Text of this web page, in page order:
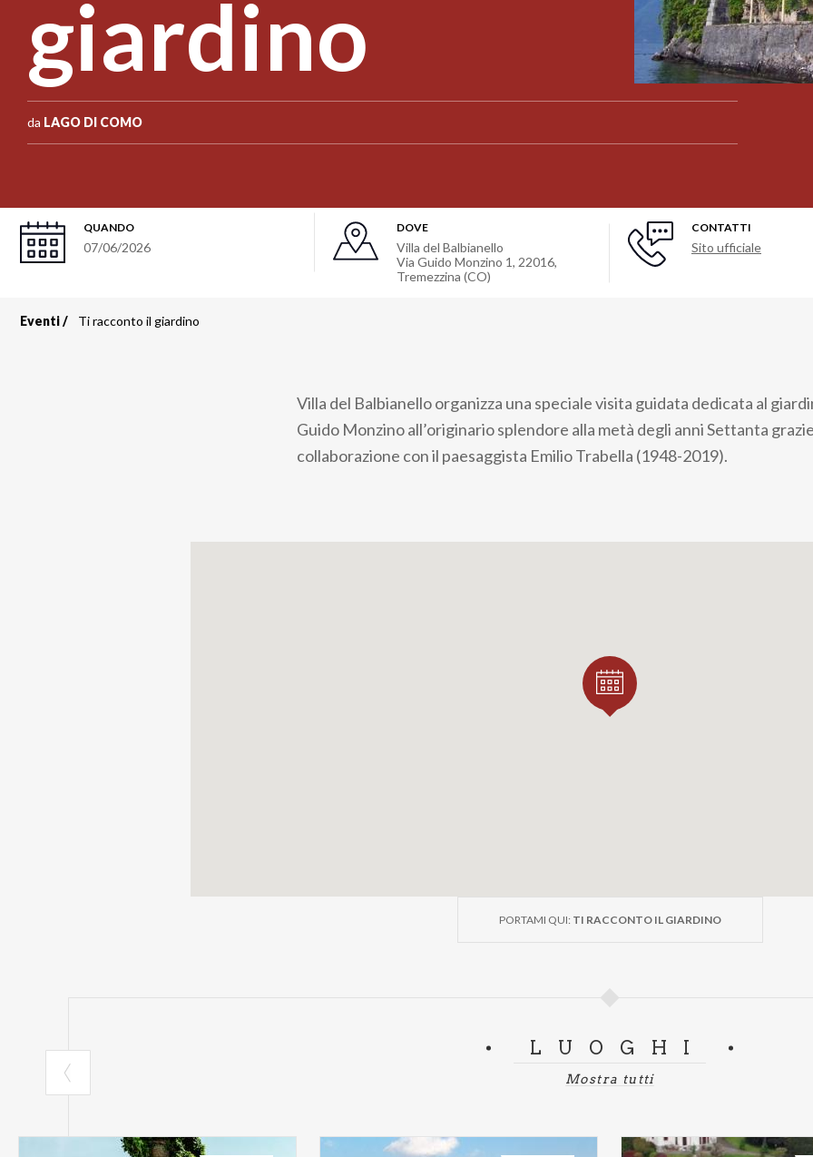
giardino
da LAGO DI COMO
QUANDO
07/06/2026
DOVE
Villa del Balbianello
Via Guido Monzino 1, 22016,
Tremezzina (CO)
CONTATTI
Sito ufficiale
Eventi Ti racconto il giardino
Villa del Balbianello organizza una speciale visita guidata dedicata al
Guido Monzino all’originario splendore alla metà degli anni Settanta
collaborazione con il paesaggista Emilio Trabella (1948-2019).
PORTAMI QUI: TI RACCONTO IL GIARDINO
LUOGHI
Mostra tutti